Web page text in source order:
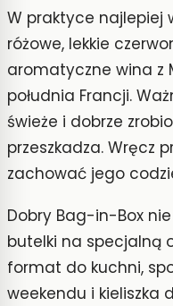
W praktyce najlepiej
różowe, lekkie
aromatyczne wina z
południa Francji.
świeże i dobrze
przeszkadza. Wręcz
zachować jego
Dobry Bag-in-Box
butelki na specjalną
format do kuchni,
weekendu i kieliszka